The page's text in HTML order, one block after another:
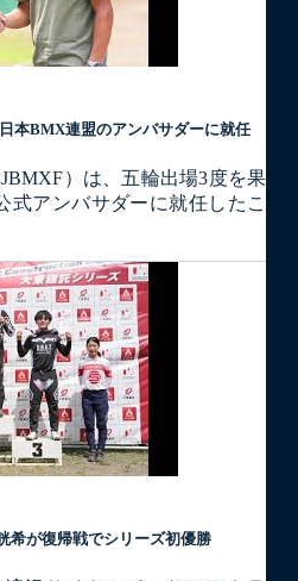
本BMX連盟のアンバサダーに就任
）は、五輪出場3度を果
式アンバサダーに就任したこ
希が復帰戦でシリーズ初優勝